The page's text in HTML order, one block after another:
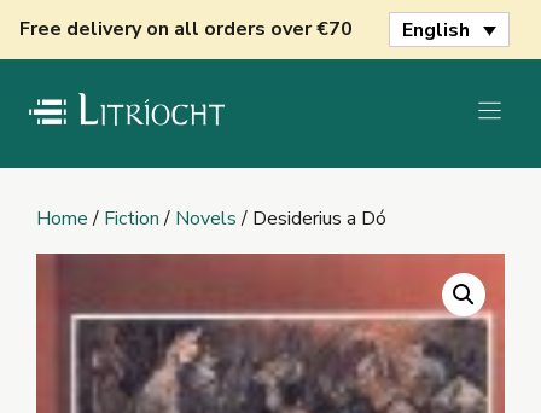
Free delivery on all orders over €70 English
Home/ Fiction/ Novels/ Desiderius a Dó